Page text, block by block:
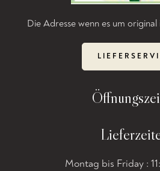
Die Adresse wenn es um original
Montag bis Friday :